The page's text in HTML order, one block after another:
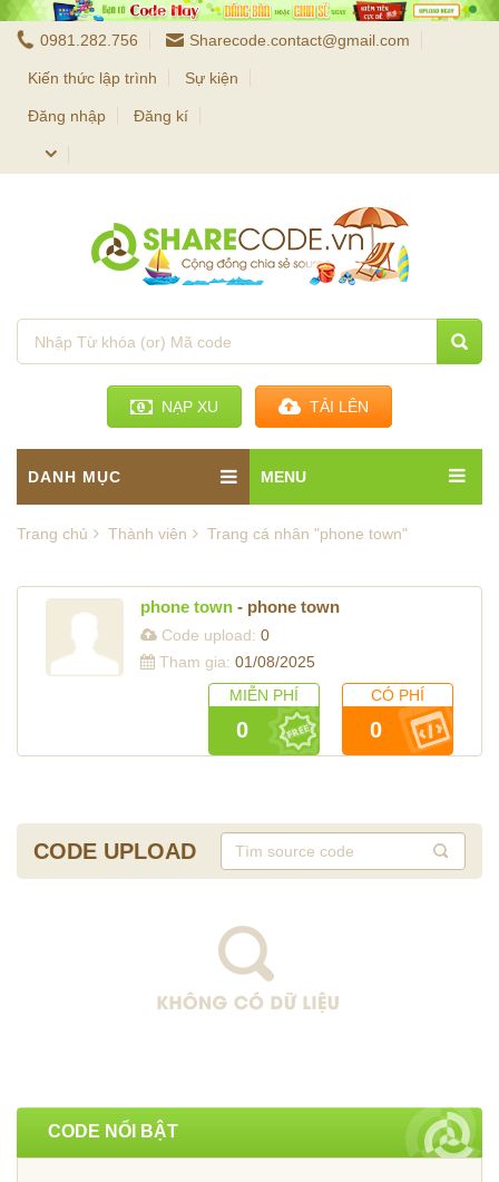
0981.282.756 Sharecode.contact@gmail.com
Kiến thức lập trình Sự kiện
Đăng nhập Đăng kí
NẠP XU TẢI LÊN
DANH MỤC MENU
Trang chủ Thành viên Trang cá nhân "phone town"
phone town - phone town
Code upload: 0
Tham gia: 01/08/2025
CÓ PHÍ
0
MIỄN PHÍ
0
CODE UPLOAD
CODE NỔI BẬT